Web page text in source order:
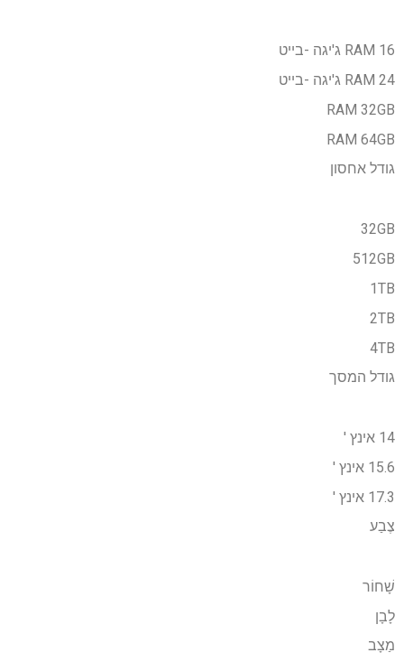
RAM 16 ג'יגה -בייט
RAM 24 ג'יגה -בייט
RAM 32GB
RAM 64GB
גודל אחסון
32GB
512GB
1TB
2TB
4TB
גודל המסך
14 אינץ '
15.6 אינץ '
17.3 אינץ '
צֶבַע
שָׁחוֹר
לָבָן
מַצָב